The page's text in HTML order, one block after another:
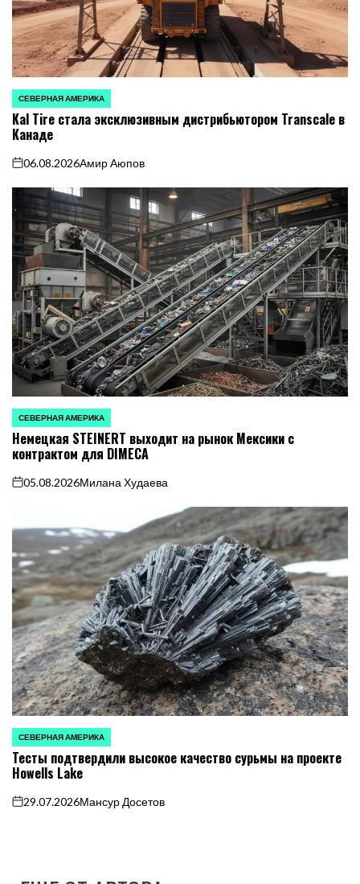
ОПУБЛИКОВАНО
В
СЕВЕРНАЯ АМЕРИКА
Kal Tire стала эксклюзивным дистрибьютором Transcale в
Канаде
on
06.08.2026Амир Аюпов
ОПУБЛИКОВАНО
В
СЕВЕРНАЯ АМЕРИКА
Немецкая STEINERT выходит на рынок Мексики с
контрактом для DIMECA
on
05.08.2026Милана Худаева
ОПУБЛИКОВАНО
В
СЕВЕРНАЯ АМЕРИКА
Тесты подтвердили высокое качество сурьмы на проекте
Howells Lake
on
29.07.2026Мансур Досетов